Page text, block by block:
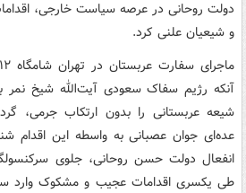
دولت روحانی در عرصه سیاست خارجی،
و شیعیان علنی کرد.
آنکه رژیم سفاک سعودی آیت‌الله شیخ نمر
شیعه عربستانی را بدون ارتکاب جرمی،
عده‌ای جوان عصبانی به واسطه این اقدام
انفعال دولت حسن روحانی، جلوی
طی یکسری اقدامات عجیب و مشکوک وارد